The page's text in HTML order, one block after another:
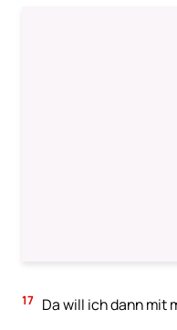
17 Da will ich dann mit